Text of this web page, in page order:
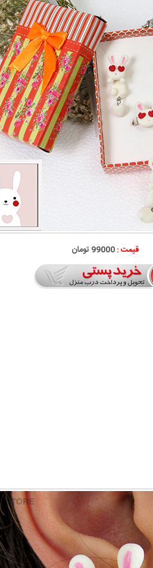
قیمت :99000 تومان